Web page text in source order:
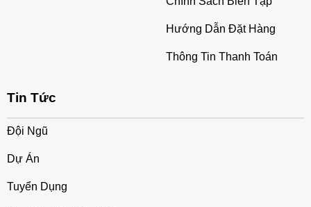
Hướng Dẫn Đặt Hàng
Thông Tin Thanh Toán
Tin Tức
Đội Ngũ
Dự Án
Tuyển Dụng